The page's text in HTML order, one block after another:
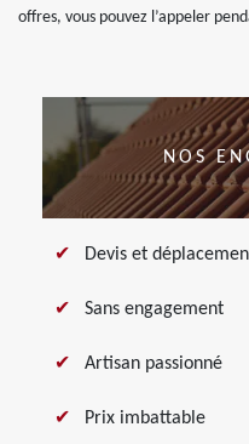
offres, vous pouvez l’appeler
NOS
Devis et
Sans engagement
Artisan passionné
Prix imbattable